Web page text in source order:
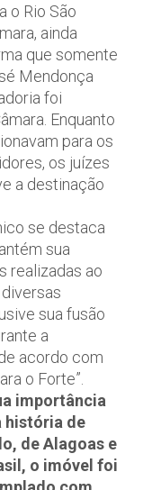
o Rio São
ainda
que somente
Mendonça
foi
Enquanto
para os
os juízes
a destinação
se destaca
sua
realizadas ao
sua fusão
a
acordo com
o Forte”.
importância
história de
de Alagoas e
o imóvel foi